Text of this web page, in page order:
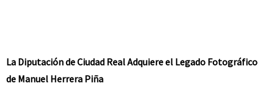
La Diputación de Ciudad Real Adquiere el Legado Fotográfico
de Manuel Herrera Piña